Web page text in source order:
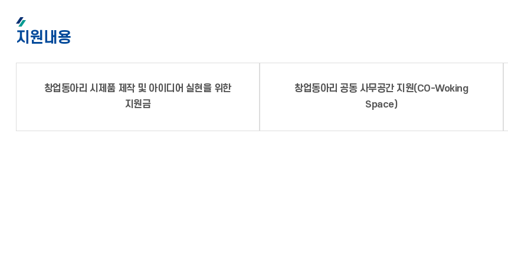
지원내용
창업동아리 시제품 제작 및 아이디어 실현을 위한
지원금
창업동아리 공동 사무공간 지원(CO-Woking
Space)